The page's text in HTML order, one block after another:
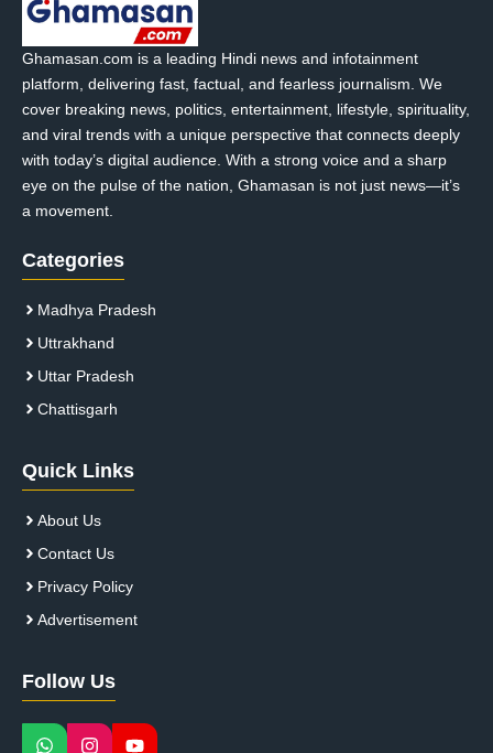
Ghamasan.com is a leading Hindi news and infotainment
platform, delivering fast, factual, and fearless journalism. We
cover breaking news, politics, entertainment, lifestyle, spirituality,
and viral trends with a unique perspective that connects deeply
with today’s digital audience. With a strong voice and a sharp
eye on the pulse of the nation, Ghamasan is not just news—it’s
a movement.
Categories
Madhya Pradesh
Uttrakhand
Uttar Pradesh
Chattisgarh
Quick Links
About Us
Contact Us
Privacy Policy
Advertisement
Follow Us